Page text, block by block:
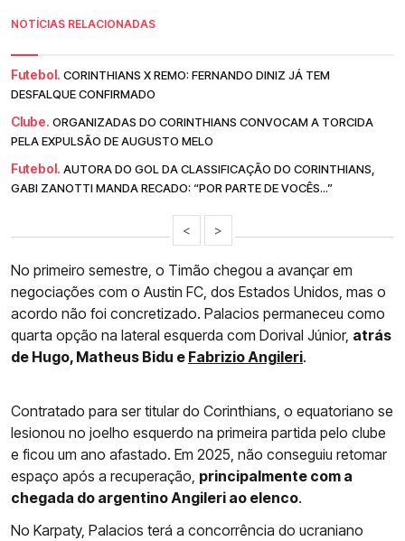
NOTÍCIAS RELACIONADAS
Futebol. CORINTHIANS X REMO: FERNANDO DINIZ JÁ TEM
DESFALQUE CONFIRMADO
Clube. ORGANIZADAS DO CORINTHIANS CONVOCAM A TORCIDA
PELA EXPULSÃO DE AUGUSTO MELO
Futebol. AUTORA DO GOL DA CLASSIFICAÇÃO DO CORINTHIANS,
GABI ZANOTTI MANDA RECADO: “POR PARTE DE VOCÊS...”
< >
No primeiro semestre, o Timão chegou a avançar em
negociações com o Austin FC, dos Estados Unidos, mas o
acordo não foi concretizado. Palacios permaneceu como
quarta opção na lateral esquerda com Dorival Júnior, atrás
de Hugo, Matheus Bidu e Fabrizio Angileri.
Contratado para ser titular do Corinthians, o equatoriano se
lesionou no joelho esquerdo na primeira partida pelo clube
e ficou um ano afastado. Em 2025, não conseguiu retomar
espaço após a recuperação, principalmente com a
chegada do argentino Angileri ao elenco.
No Karpaty, Palacios terá a concorrência do ucraniano